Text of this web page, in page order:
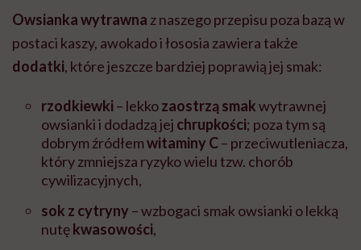
Owsianka wytrawna z naszego przepisu poza bazą w
postaci kaszy, awokado i łososia zawiera także
dodatki, które jeszcze bardziej poprawią jej smak:
rzodkiewki – lekkozaostrzą smakwytrawnej
owsianki i dodadzą jej chrupkości; poza tym są
dobrym źródłemwitaminy C– przeciwutleniacza,
który zmniejsza ryzyko wielu tzw. chorób
cywilizacyjnych,
sok z cytryny – wzbogaci smak owsianki o lekką
nutękwasowości,